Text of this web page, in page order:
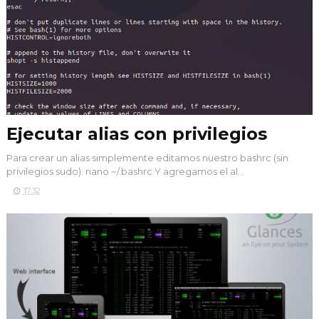
Ejecutar alias con privilegios
Para crear un alias simplemente editamos nuestro bashrc (sin
privilegios sudo): nano ~/.bashrc Y agregamos el al...
17:32